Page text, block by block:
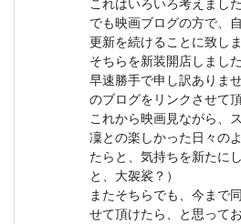
でも映画ブログの方で、
更新を続けることに致しま
そちらを新装開店しました
早速勝手で申し訳ありま
のブログをリンクさせて
これから映画見ながら、
凜との楽しかった日々の
たらと、気持ちを新たに
と、大袈裟？）
またそちらでも、今まで
せて頂けたら、と思ってお